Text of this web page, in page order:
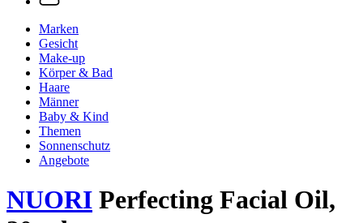
Marken
Gesicht
Make-up
Körper & Bad
Haare
Männer
Baby & Kind
Themen
Sonnenschutz
Angebote
NUORI Perfecting Facial Oil,